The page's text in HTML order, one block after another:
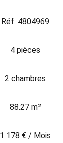
Réf. 4804969
4 pièces
2 chambres
88.27 m²
1 178 € / Mois